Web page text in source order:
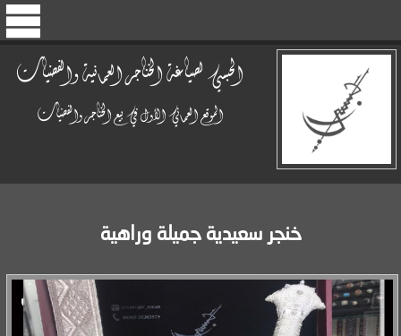
الحبسي لصياغة الخناجر العمانية والفضيات
الموقع العماني الأول في بيع الخناجر والفضيات
خنجر سعيدية جميلة وراهية